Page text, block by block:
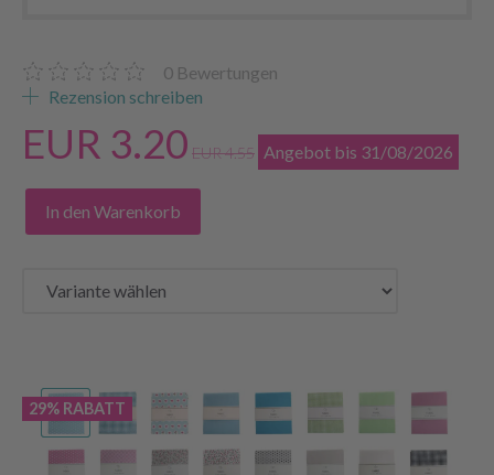
0 Bewertungen
Rezension schreiben
EUR 3.20 EUR 4.55 Angebot bis 31/08/2026
In den Warenkorb
29% RABATT